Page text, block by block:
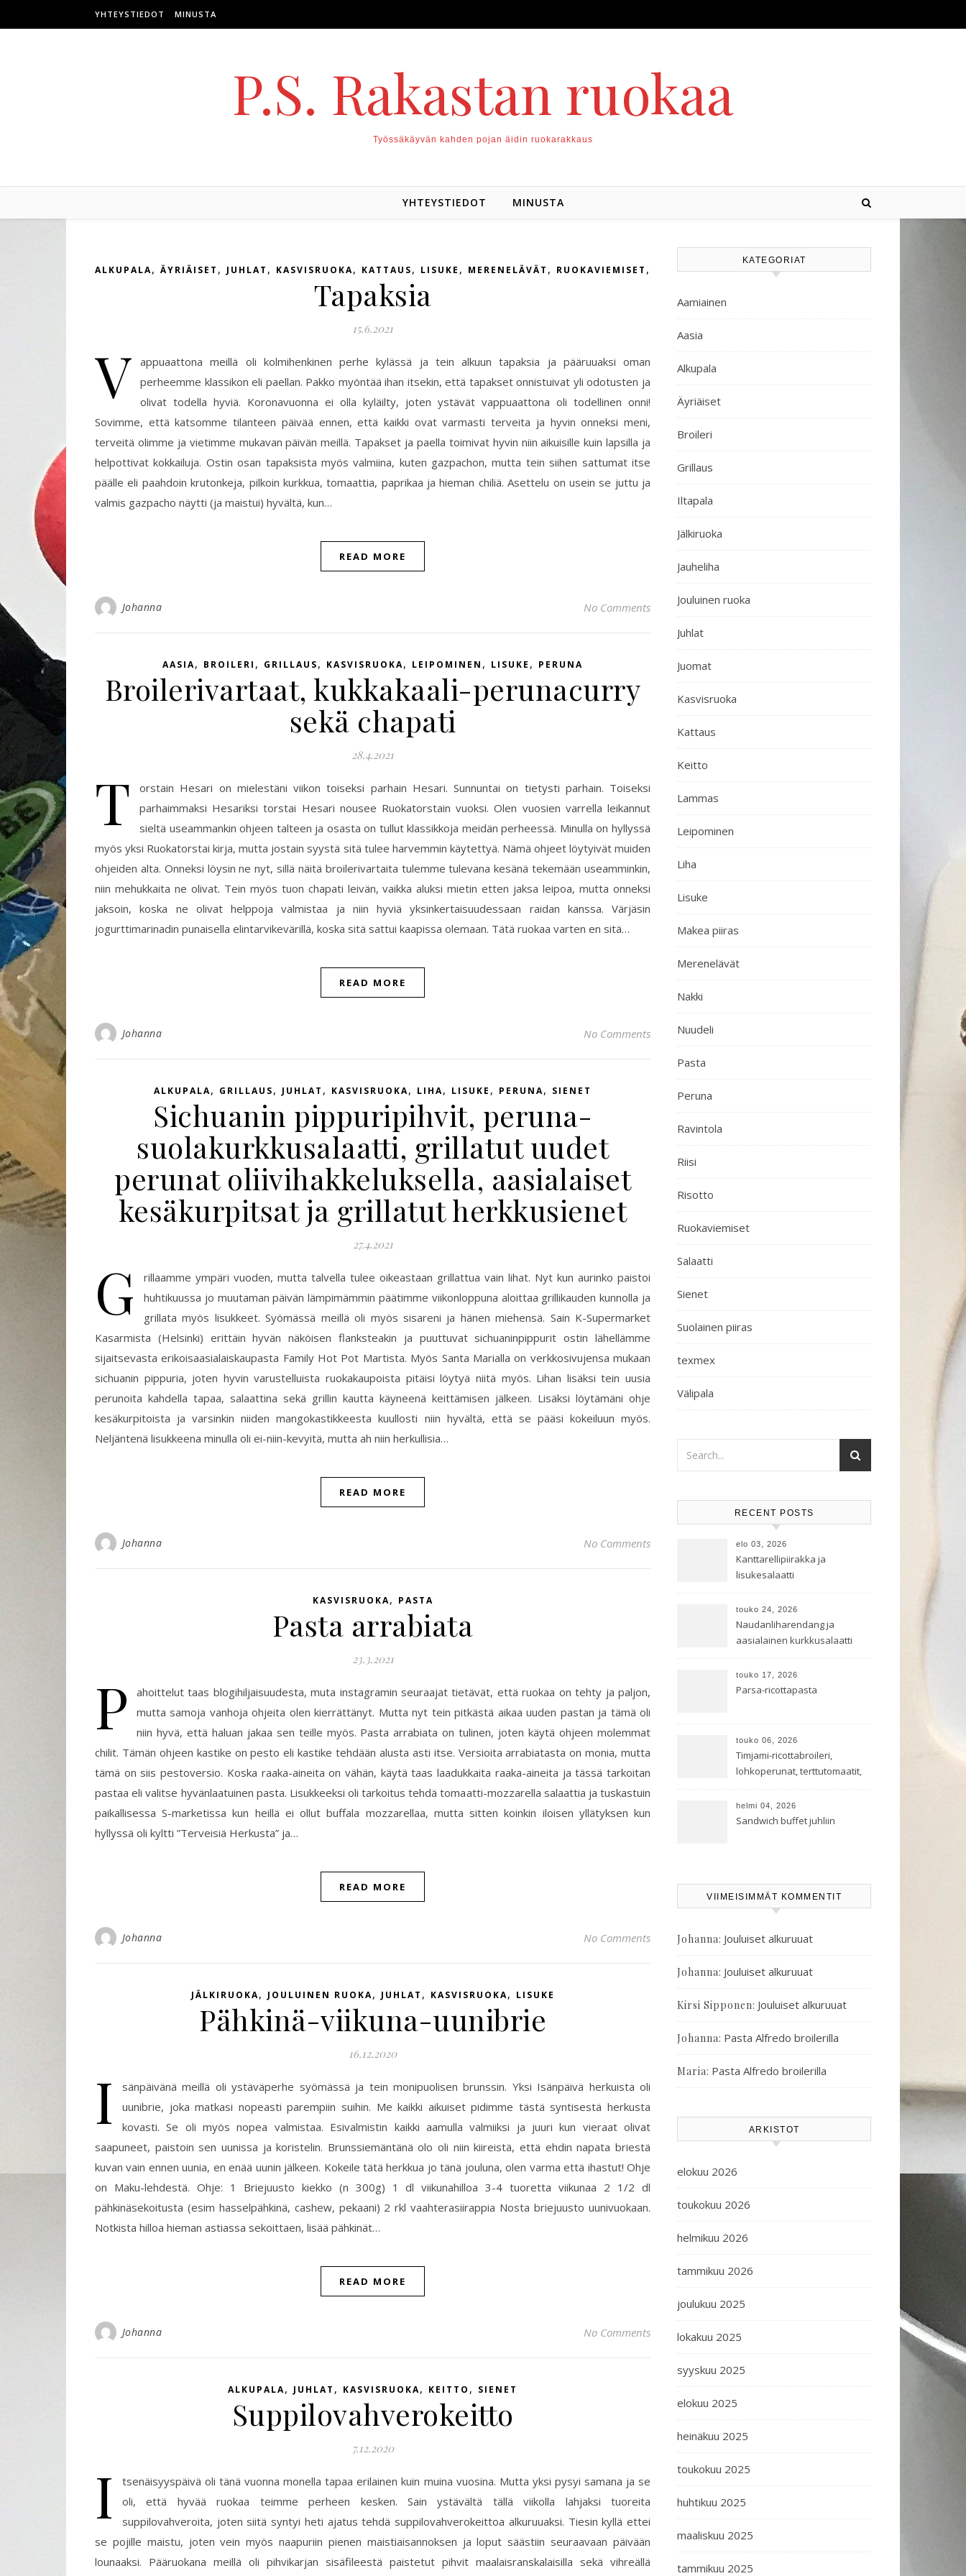
YHTEYSTIEDOT MINUSTA
P.S. Rakastan ruokaa
Työssäkäyvän kahden pojan äidin ruokarakkaus
YHTEYSTIEDOT MINUSTA
ALKUPALA, ÄYRIÄISET , JUHLAT , KASVISRUOKA, KATTAUS, LISUKE , MERENELÄVÄT , RUOKAVIEMISET , SIENET
Tapaksia
15.6.2021
V appuaattona meillä oli kolmihenkinen perhe kylässä ja tein alkuun tapaksia ja pääruuaksi oman
perheemme klassikon eli paellan. Pakko myöntää ihan itsekin, että tapakset onnistuivat yli odotusten ja
olivat todella hyviä. Koronavuonna ei olla kyläilty, joten ystävät vappuaattona oli todellinen onni!
Sovimme, että katsomme tilanteen päivää ennen, että kaikki ovat varmasti terveita ja hyvin onneksi meni,
terveitä olimme ja vietimme mukavan päivän meillä. Tapakset ja paella toimivat hyvin niin aikuisille kuin lapsilla ja
helpottivat kokkailuja. Ostin osan tapaksista myös valmiina, kuten gazpachon, mutta tein siihen sattumat itse
päälle eli paahdoin krutonkeja, pilkoin kurkkua, tomaattia, paprikaa ja hieman chiliä. Asettelu on usein se juttu ja
valmis gazpacho näytti (ja maistui) hyvältä, kun…
READ MORE
Johanna No Comments
AASIA, BROILERI , GRILLAUS, KASVISRUOKA, LEIPOMINEN , LISUKE , PERUNA
Broilerivartaat, kukkakaali-perunacurry
sekä chapati
28.4.2021
T
orstain Hesari on mielestäni viikon toiseksi parhain Hesari. Sunnuntai on tietysti parhain. Toiseksi
parhaimmaksi Hesariksi torstai Hesari nousee Ruokatorstain vuoksi. Olen vuosien varrella leikannut
sieltä useammankin ohjeen talteen ja osasta on tullut klassikkoja meidän perheessä. Minulla on hyllyssä
myös yksi Ruokatorstai kirja, mutta jostain syystä sitä tulee harvemmin käytettyä. Nämä ohjeet löytyivät muiden
ohjeiden alta. Onneksi löysin ne nyt, sillä näitä broilerivartaita tulemme tulevana kesänä tekemään useamminkin,
niin mehukkaita ne olivat. Tein myös tuon chapati leivän, vaikka aluksi mietin etten jaksa leipoa, mutta onneksi
jaksoin, koska ne olivat helppoja valmistaa ja niin hyviä yksinkertaisuudessaan raidan kanssa. Värjäsin
jogurttimarinadin punaisella elintarvikevärillä, koska sitä sattui kaapissa olemaan. Tätä ruokaa varten en sitä…
READ MORE
Johanna No Comments
ALKUPALA, GRILLAUS, JUHLAT , KASVISRUOKA, LIHA, LISUKE , PERUNA, SIENET
Sichuanin pippuripihvit, peruna-
suolakurkkusalaatti, grillatut uudet
perunat oliivihakkeluksella, aasialaiset
kesäkurpitsat ja grillatut herkkusienet
27.4.2021
G
rillaamme ympäri vuoden, mutta talvella tulee oikeastaan grillattua vain lihat. Nyt kun aurinko paistoi
huhtikuussa jo muutaman päivän lämpimämmin päätimme viikonloppuna aloittaa grillikauden kunnolla ja
grillata myös lisukkeet. Syömässä meillä oli myös sisareni ja hänen miehensä. Sain K-Supermarket
Kasarmista (Helsinki) erittäin hyvän näköisen flanksteakin ja puuttuvat sichuaninpippurit ostin lähellämme
sijaitsevasta erikoisaasialaiskaupasta Family Hot Pot Martista. Myös Santa Marialla on verkkosivujensa mukaan
sichuanin pippuria, joten hyvin varustelluista ruokakaupoista pitäisi löytyä niitä myös. Lihan lisäksi tein uusia
perunoita kahdella tapaa, salaattina sekä grillin kautta käyneenä keittämisen jälkeen. Lisäksi löytämäni ohje
kesäkurpitoista ja varsinkin niiden mangokastikkeesta kuullosti niin hyvältä, että se pääsi kokeiluun myös.
Neljäntenä lisukkeena minulla oli ei-niin-kevyitä, mutta ah niin herkullisia…
READ MORE
Johanna No Comments
KASVISRUOKA, PASTA
Pasta arrabiata
23.3.2021
P
ahoittelut taas blogihiljaisuudesta, muta instagramin seuraajat tietävät, että ruokaa on tehty ja paljon,
mutta samoja vanhoja ohjeita olen kierrättänyt. Mutta nyt tein pitkästä aikaa uuden pastan ja tämä oli
niin hyvä, että haluan jakaa sen teille myös. Pasta arrabiata on tulinen, joten käytä ohjeen molemmat
chilit. Tämän ohjeen kastike on pesto eli kastike tehdään alusta asti itse. Versioita arrabiatasta on monia, mutta
tämä on siis pestoversio. Koska raaka-aineita on vähän, käytä taas laadukkaita raaka-aineita ja tässä tarkoitan
pastaa eli valitse hyvänlaatuinen pasta. Lisukkeeksi oli tarkoitus tehdä tomaatti-mozzarella salaattia ja tuskastuin
paikallisessa S-marketissa kun heillä ei ollut buffala mozzarellaa, mutta sitten koinkin iloisen yllätyksen kun
hyllyssä oli kyltti ”Terveisiä Herkusta” ja…
READ MORE
Johanna No Comments
JÄLKIRUOKA, JOULUINEN RUOKA, JUHLAT , KASVISRUOKA, LISUKE
Pähkinä-viikuna-uunibrie
16.12.2020
I
sänpäivänä meillä oli ystäväperhe syömässä ja tein monipuolisen brunssin. Yksi Isänpäivä herkuista oli
uunibrie, joka matkasi nopeasti parempiin suihin. Me kaikki aikuiset pidimme tästä syntisestä herkusta
kovasti. Se oli myös nopea valmistaa. Esivalmistin kaikki aamulla valmiiksi ja juuri kun vieraat olivat
saapuneet, paistoin sen uunissa ja koristelin. Brunssiemäntänä olo oli niin kiireistä, että ehdin napata briestä
kuvan vain ennen uunia, en enää uunin jälkeen. Kokeile tätä herkkua jo tänä jouluna, olen varma että ihastut! Ohje
on Maku-lehdestä. Ohje: 1 Briejuusto kiekko (n 300g) 1 dl viikunahilloa 3-4 tuoretta viikunaa 2 1/2 dl
pähkinäsekoitusta (esim hasselpähkinä, cashew, pekaani) 2 rkl vaahterasiirappia Nosta briejuusto uunivuokaan.
Notkista hilloa hieman astiassa sekoittaen, lisää pähkinät…
READ MORE
Johanna No Comments
ALKUPALA, JUHLAT , KASVISRUOKA, KEITTO , SIENET
Suppilovahverokeitto
7.12.2020
I
tsenäisyyspäivä oli tänä vuonna monella tapaa erilainen kuin muina vuosina. Mutta yksi pysyi samana ja se
oli, että hyvää ruokaa teimme perheen kesken. Sain ystävältä tällä viikolla lahjaksi tuoreita
suppilovahveroita, joten siitä syntyi heti ajatus tehdä suppilovahverokeittoa alkuruuaksi. Tiesin kyllä ettei
se pojille maistu, joten vein myös naapuriin pienen maistiaisannoksen ja loput säästiin seuraavaan päivään
lounaaksi. Pääruokana meillä oli pihvikarjan sisäfileestä paistetut pihvit maalaisranskalaisilla sekä vihreällä
KATEGORIAT
Aamiainen
Aasia
Alkupala
Äyriäiset
Broileri
Grillaus
Iltapala
Jälkiruoka
Jauheliha
Jouluinen ruoka
Juhlat
Juomat
Kasvisruoka
Kattaus
Keitto
Lammas
Leipominen
Liha
Lisuke
Makea piiras
Merenelävät
Nakki
Nuudeli
Pasta
Peruna
Ravintola
Riisi
Risotto
Ruokaviemiset
Salaatti
Sienet
Suolainen piiras
texmex
Välipala
RECENT POSTS
elo 03, 2026
Kanttarellipiirakka ja
lisukesalaatti
touko 24, 2026
Naudanliharendang ja
aasialainen kurkkusalaatti
touko 17, 2026
Parsa-ricottapasta
touko 06, 2026
Timjami-ricottabroileri,
lohkoperunat, terttutomaatit,
salaatti
helmi 04, 2026
Sandwich buffet juhliin
VIIMEISIMMÄT KOMMENTIT
Johanna: Jouluiset alkuruuat
Johanna: Jouluiset alkuruuat
Kirsi Sipponen: Jouluiset alkuruuat
Johanna: Pasta Alfredo broilerilla
Maria: Pasta Alfredo broilerilla
ARKISTOT
elokuu 2026
toukokuu 2026
helmikuu 2026
tammikuu 2026
joulukuu 2025
lokakuu 2025
syyskuu 2025
elokuu 2025
heinäkuu 2025
toukokuu 2025
huhtikuu 2025
maaliskuu 2025
tammikuu 2025